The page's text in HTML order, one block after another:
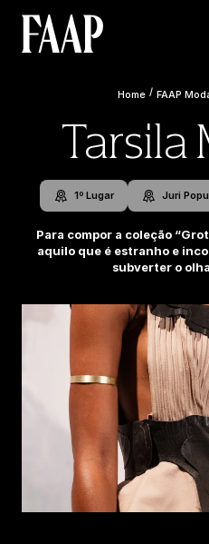
Home / FAAP
Tarsila
1º Lugar Juri
Para compor a coleção
aquilo que é estranho e
subverter o